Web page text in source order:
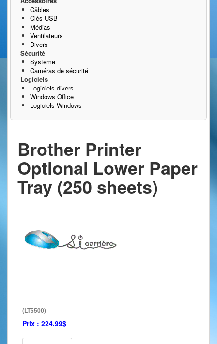
Câbles
Clés USB
Médias
Ventilateurs
Divers
Sécurité
Système
Caméras de sécurité
Logiciels
Logiciels divers
Windows Office
Logiciels Windows
Brother Printer
Optional Lower Paper
Tray (250 sheets)
(LT5500)
Prix : 224.99$